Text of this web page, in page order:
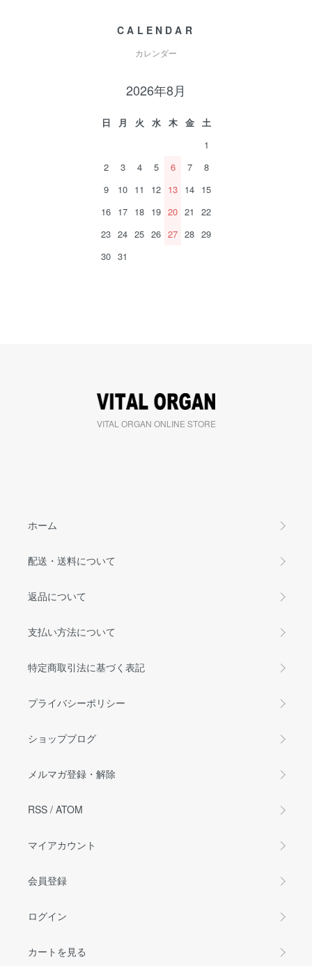
CALENDAR
カレンダー
2026年8月
日 月 火 水 木 金
土
1
2
3 4 5 6 7
8
9
10 11 12 13 14 15
16 17 18 19 20 21
22
23 24 25 26 27 28 29
30 31
VITAL ORGAN ONLINE STORE
ホーム
配送・送料について
返品について
支払い方法について
特定商取引法に基づく表記
プライバシーポリシー
ショップブログ
メルマガ登録・解除
RSS / ATOM
マイアカウント
会員登録
ログイン
カートを見る